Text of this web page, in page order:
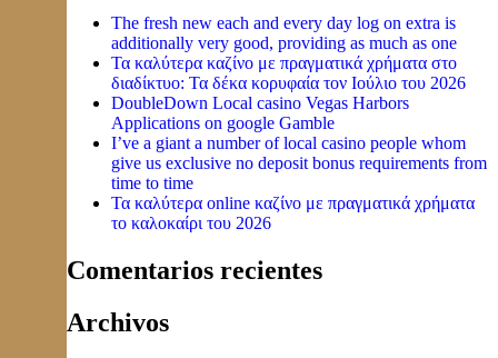
The fresh new each and every day log on extra is
additionally very good, providing as much as one
Τα καλύτερα καζίνο με πραγματικά χρήματα στο
διαδίκτυο: Τα δέκα κορυφαία τον Ιούλιο του 2026
DoubleDown Local casino Vegas Harbors
Applications on google Gamble
I’ve a giant a number of local casino people whom
give us exclusive no deposit bonus requirements from
time to time
Τα καλύτερα online καζίνο με πραγματικά χρήματα
το καλοκαίρι του 2026
Comentarios recientes
Archivos